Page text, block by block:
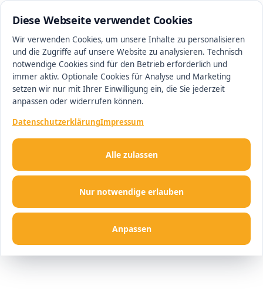
Diese Webseite verwendet Cookies
Wir verwenden Cookies, um unsere Inhalte zu personalisieren
und die Zugriffe auf unsere Website zu analysieren. Technisch
notwendige Cookies sind für den Betrieb erforderlich und
immer aktiv. Optionale Cookies für Analyse und Marketing
setzen wir nur mit Ihrer Einwilligung ein, die Sie jederzeit
anpassen oder widerrufen können.
DatenschutzerklärungImpressum
Nur notwendige erlauben
Anpassen
Alle zulassen